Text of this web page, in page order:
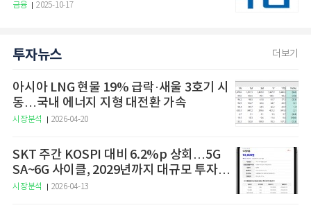
금융 2025-10-17
투자뉴스 더보기
아시아 LNG 현물 19% 급락·새울 3호기 시
동…국내 에너지 지형 대전환 가속
시장분석 2026-04-20
SKT 주간 KOSPI 대비 6.2%p 상회…5G
SA~6G 사이클, 2029년까지 대규모 투자
예고
시장분석 2026-04-13